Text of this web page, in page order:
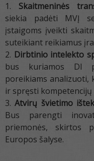
Skaitmeninės
siekia padėti MVĮ
įstaigoms įveikti
suteikiant reikiamus
Dirbtinio intelekto
bus kuriamos DI
poreikiams analizuoti,
ir spręsti kompetencijų
Atvirų švietimo
Bus parengti
priemonės, skirtos
Europos šalyse.